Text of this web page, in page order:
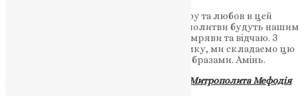
Святі отці, допоможіть нам зберегти віру та любов в цей
важкий час болю та втрат. Нехай ваші молитви будуть нашим
пристановищем і світлом у моменти темряви та відчаю. З
надією на вашу благословенну підтримку, ми складаємо цю
молитву перед вашими священними образами. Амінь.
Джерело – Фонд пам’яті Блаженнішого Митрополита Мефодія